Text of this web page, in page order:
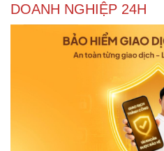
DOANH NGHIỆP 24H